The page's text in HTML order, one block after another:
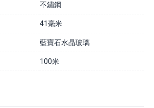
不鏽鋼
41毫米
藍寶石水晶玻璃
100米